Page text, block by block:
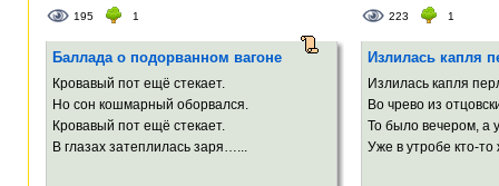
195 1 223 1
Баллада о подорванном вагоне
Кровавый пот ещё стекает.
Но сон кошмарный оборвался.
Кровавый пот ещё стекает.
В глазах затеплилась заря…...
Излилась капля
Излилась капля
Во чрево из
То было вечером, а
Уже в утробе кто-то